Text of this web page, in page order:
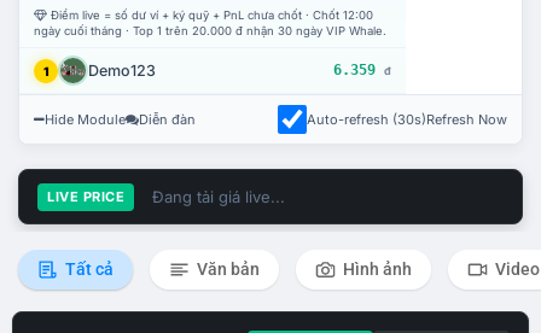
Điểm live = số dư ví + ký quỹ + PnL chưa chốt · Chốt 12:00
ngày cuối tháng · Top 1 trên 20.000 đ nhận 30 ngày VIP Whale.
1 Demo123 6.359 đ
Hide Module Diễn đàn Auto-refresh (30s)Refresh Now
LIVE PRICE Đang tải giá live...
Tất cả Văn bản Hình ảnh Video